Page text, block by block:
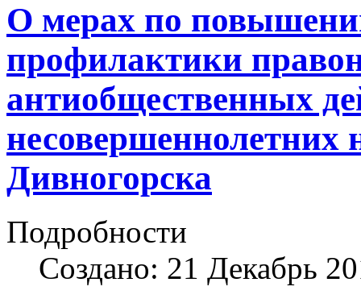
О мерах по
профилактики
антиобщественных
несовершеннолетних
Дивногорска
Подробности
Создано: 21 Декабрь